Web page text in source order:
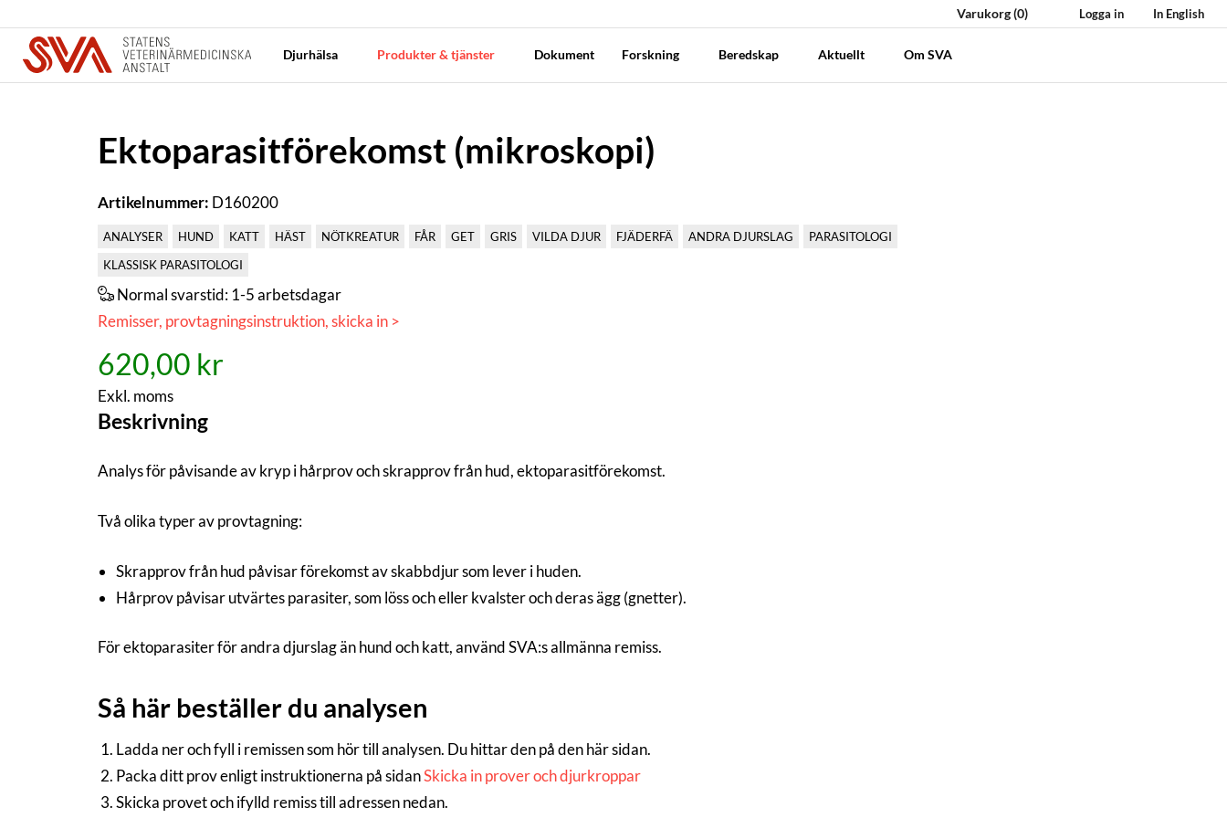
Varukorg(0) Logga in In English
Djurhälsa Produkter & tjänster Dokument Forskning Beredskap Aktuellt Om SVA
Ektoparasitförekomst (mikroskopi)
Artikelnummer: D160200
ANALYSER HUND KATT HÄST NÖTKREATUR FÅR GET GRIS VILDA DJUR FJÄDERFÄ ANDRA DJURSLAG
PARASITOLOGI
KLASSISK PARASITOLOGI
Normal svarstid:1-5 arbetsdagar
Remisser, provtagningsinstruktion, skicka in >
620,00 kr
Exkl. moms
Beskrivning
Analys för påvisande av kryp i hårprov och skrapprov från hud, ektoparasitförekomst.
Två olika typer av provtagning:
Skrapprov från hud påvisar förekomst av skabbdjur som lever i huden.
Hårprov påvisar utvärtes parasiter, som löss och eller kvalster och deras ägg (gnetter).
För ektoparasiter för andra djurslag än hund och katt, använd SVA:s allmänna remiss.
Så här beställer du analysen
Ladda ner och fyll i remissen som hör till analysen. Du hittar den på den här sidan.
Packa ditt prov enligt instruktionerna på sidanSkicka in prover och djurkroppar
Skicka provet och ifylld remiss till adressen nedan.